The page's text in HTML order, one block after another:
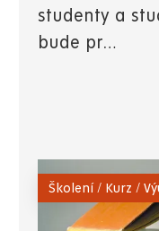
studenty a
bude pr…
Školení / Kurz /